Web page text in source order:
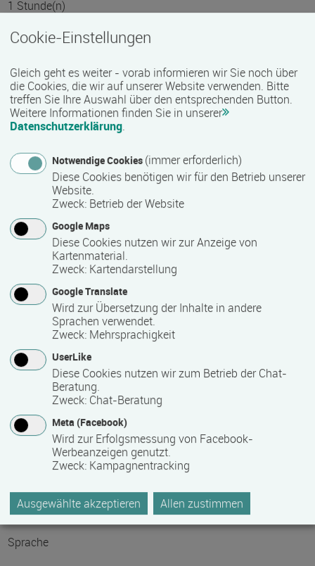
1 Stunde(n)
Termine auf Anfrage
Bemerkungen zum Termin
Die Qualifizierung läuft in Teilzeit.
Mindest­teilnehmer­anzahl
10
Maximale Teilnehmerzahl
25
Teilnahmegebühr
0,00 €
Bitte kontaktieren Sie den Bildungsanbieter direkt, um
detaillierte Preisinformationen zu erhalten
Hinweis des Datenbankbetreibers: Bitte erfragen Sie beim
Anbieter eventuell auftretende Nebenkosten!
Themengebiet
Sprache
Cookie-Einstellungen
Gleich geht es weiter - vorab informieren wir Sie noch über
die Cookies, die wir auf unserer Website verwenden. Bitte
treffen Sie Ihre Auswahl über den entsprechenden Button.
Weitere Informationen finden Sie in unserer
Datenschutzerklärung.
Notwendige Cookies (immer erforderlich)
Diese Cookies benötigen wir für den Betrieb unserer
Website.
Zweck: Betrieb der Website
Google Maps
Diese Cookies nutzen wir zur Anzeige von
Kartenmaterial.
Zweck: Kartendarstellung
Google Translate
Wird zur Übersetzung der Inhalte in andere
Sprachen verwendet.
Zweck: Mehrsprachigkeit
UserLike
Diese Cookies nutzen wir zum Betrieb der Chat-
Beratung.
Zweck: Chat-Beratung
Meta (Facebook)
Wird zur Erfolgsmessung von Facebook-
Werbeanzeigen genutzt.
Zweck: Kampagnentracking
Ausgewählte akzeptieren Allen zustimmen